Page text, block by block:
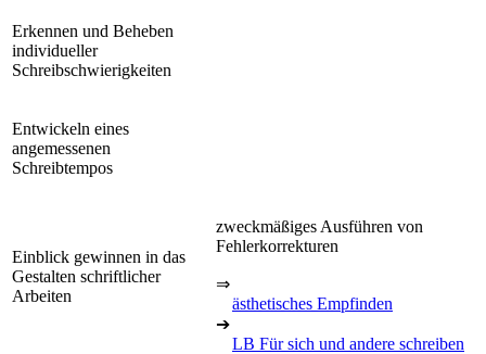
Erkennen und Beheben
individueller
Schreibschwierigkeiten
Entwickeln eines
angemessenen
Schreibtempos
Einblick gewinnen in das
Gestalten schriftlicher
Arbeiten
zweckmäßiges Ausführen von
Fehlerkorrekturen
⇒
ästhetisches Empfinden
➔
LB Für sich und andere schreiben